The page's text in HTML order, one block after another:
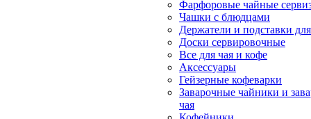
Фарфоровые чайные
Чашки с блюдцами
Держатели и подставки
Доски сервировочные
Все для чая и кофе
Аксессуары
Гейзерные кофеварки
Заварочные чайники и
чая